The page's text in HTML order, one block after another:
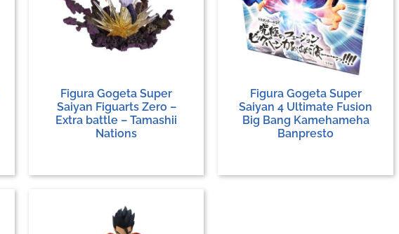
Figura Gogeta Super
Saiyan Figuarts Zero –
Extra battle – Tamashii
Nations
Figura Gogeta Super
Saiyan 4 Ultimate Fusion
Big Bang Kamehameha
Banpresto